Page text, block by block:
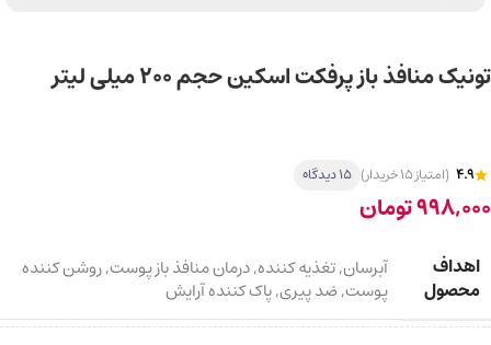
تونیک منافذ باز پرفکت اسکین حجم 200 میلی لیتر
4.9 (امتیاز 15 خریدار) 15 دیدگاه
998,000تومان
اهداف
محصول
آبرسان,تغذیه کننده,درمان منافذ باز پوست,روشن کننده
پوست,ضد پیری,پاک کننده آرایش